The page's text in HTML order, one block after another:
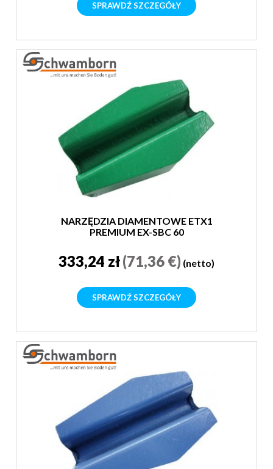
SPRAWDŹ SZCZEGÓŁY
NARZĘDZIA DIAMENTOWE ETX1
PREMIUM EX-SBC 60
333,24 zł(71,36 €) (netto)
SPRAWDŹ SZCZEGÓŁY